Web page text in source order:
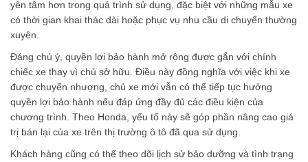
yên tâm hơn trong quá trình sử dụng, đặc biệt với những mẫu xe
có thời gian khai thác dài hoặc phục vụ nhu cầu di chuyển thường
xuyên.
Đáng chú ý, quyền lợi bảo hành mở rộng được gắn với chính
chiếc xe thay vì chủ sở hữu. Điều này đồng nghĩa với việc khi xe
được chuyển nhượng, chủ xe mới vẫn có thể tiếp tục hưởng
quyền lợi bảo hành nếu đáp ứng đầy đủ các điều kiện của
chương trình. Theo Honda, yếu tố này sẽ góp phần nâng cao giá
trị bán lại của xe trên thị trường ô tô đã qua sử dụng.
Khách hàng cũng có thể theo dõi lịch sử bảo dưỡng và tình trạng